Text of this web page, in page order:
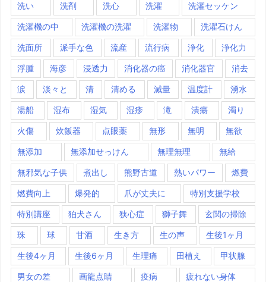
洗い 洗剤 洗心 洗濯 洗濯セッケン
洗濯機の中 洗濯機の洗濯 洗濯物 洗濯石けん
洗面所 派手な色 流産 流行病 浄化 浄化力
浮腫 海彦 浸透力 消化器の癌 消化器官 消去
涙 淡々と 清 清める 減量 温度計 湧水
湯船 湿布 湿気 湿疹 滝 潰瘍 濁り
火傷 炊飯器 点眼薬 無形 無明 無欲
無添加 無添加せっけん 無理無理 無給
無邪気な子供 煮出し 熊野古道 熱いパワー 燃費
燃費向上 爆発的 爪が丈夫に 特別支援学校
特別講座 狛犬さん 狭心症 獅子舞 玄関の掃除
珠 球 甘酒 生き方 生の声 生後1ヶ月
生後4ヶ月 生後6ヶ月 生理痛 田植え 甲状腺
男女の差 画龍点睛 疫病 疲れない身体